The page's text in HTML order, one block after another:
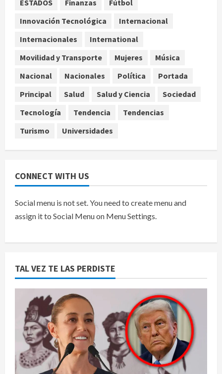
5
Denuncian robo de 5 mil dólares y un
AICM
agosto 8, 2026
ESTADOS Finanzas
Fútbol
Innovación Tecnológica
Internacional
Internacionales
International
Movilidad y Transporte
Mujeres
Música
Nacional
Nacionales Política
Portada
Principal
Salud Salud y Ciencia
Sociedad
Tecnología
Tendencia
Tendencias
Turismo
Universidades
CONNECT WITH US
Social menu is not set. You need to create menu and
assign it to Social Menu on Menu Settings.
TAL VEZ TE LAS PERDISTE